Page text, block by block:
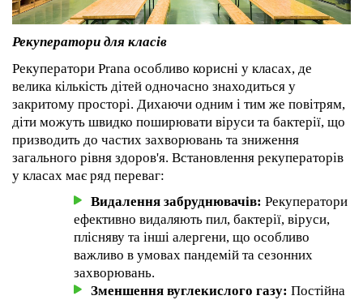
Рекуператори для класів
Рекуператори Prana особливо корисні у класах, де
велика кількість дітей одночасно знаходиться у
закритому просторі. Дихаючи одним і тим же повітрям,
діти можуть швидко поширювати віруси та бактерії, що
призводить до частих захворювань та зниження
загального рівня здоров'я. Встановлення рекуператорів
у класах має ряд переваг:
Видалення забруднювачів: Рекуператори
ефективно видаляють пил, бактерії, віруси,
плісняву та інші алергени, що особливо
важливо в умовах пандемій та сезонних
захворювань.
Зменшення вуглекислого газу: Постійна